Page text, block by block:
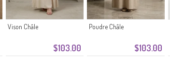
$103.00
Vison Châle
$103.00
Poudre Châle